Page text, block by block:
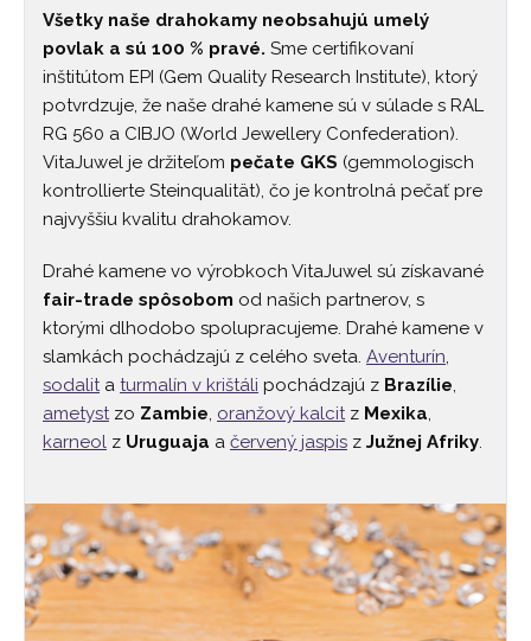
Všetky naše drahokamy neobsahujú umelý
povlak a sú 100 % pravé. Sme certifikovaní
inštitútom EPI (Gem Quality Research Institute), ktorý
potvrdzuje, že naše drahé kamene sú v súlade s RAL
RG 560 a CIBJO (World Jewellery Confederation).
VitaJuwel je držiteľom pečate GKS (gemmologisch
kontrollierte Steinqualität), čo je kontrolná pečať pre
najvyššiu kvalitu drahokamov.
Drahé kamene vo výrobkoch VitaJuwel sú získavané
fair-trade spôsobom od našich partnerov, s
ktorými dlhodobo spolupracujeme. Drahé kamene v
slamkách pochádzajú z celého sveta. Aventurín,
sodalita turmalín v krištáli pochádzajú z Brazílie,
ametystzo Zambie, oranžový kalcitz Mexika,
karneol z Uruguaja a červený jaspis z Južnej Afriky.